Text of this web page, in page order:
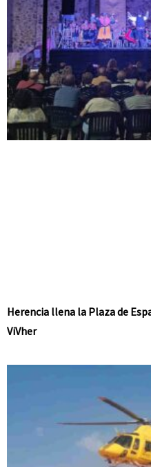
Herencia llena la Plaza de
ViVher